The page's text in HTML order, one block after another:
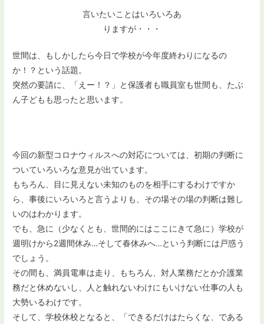
言いたいことはいろいろあ
りますが・・・
世間は、もしかしたら今日で学校が今年度終わりになるの
か！？という話題。
突然の要請に、「えー！？」と保護者も職員室も世間も、たぶ
ん子どもも思ったと思います。
今回の新型コロナウィルスへの対応については、初期の判断に
ついていろいろな意見が出ています。
もちろん、目に見えない未知のものを相手にするわけですか
ら、事後にいろいろと言うよりも、その場その場の判断は難し
いのはわかります。
でも、急に（少なくとも、世間的にはここにきて急に）学校が
週明けから2週間休み…そして春休みへ…という判断には戸惑う
でしょう。
その間も、満員電車は走り、もちろん、対人業務だとか介護業
務だと休めないし、人と触れないわけにもいけない仕事の人も
大勢いるわけです。
そして、学校休校となると、「できるだけはたらくな、である